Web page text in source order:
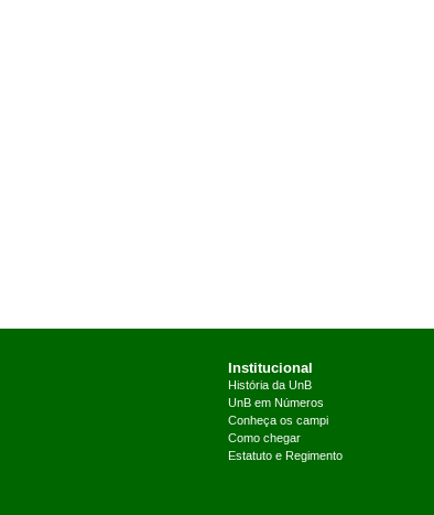
Institucional
História da UnB
UnB em Números
Conheça os campi
Como chegar
Estatuto e Regimento